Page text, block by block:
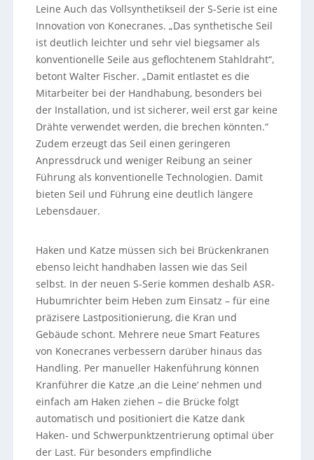
Leine Auch das Vollsynthetikseil der S-Serie ist eine
Innovation von Konecranes. „Das synthetische Seil
ist deutlich leichter und sehr viel biegsamer als
konventionelle Seile aus geflochtenem Stahldraht“,
betont Walter Fischer. „Damit entlastet es die
Mitarbeiter bei der Handhabung, besonders bei
der Installation, und ist sicherer, weil erst gar keine
Drähte verwendet werden, die brechen könnten.“
Zudem erzeugt das Seil einen geringeren
Anpressdruck und weniger Reibung an seiner
Führung als konventionelle Technologien. Damit
bieten Seil und Führung eine deutlich längere
Lebensdauer.
Haken und Katze müssen sich bei Brückenkranen
ebenso leicht handhaben lassen wie das Seil
selbst. In der neuen S-Serie kommen deshalb ASR-
Hubumrichter beim Heben zum Einsatz – für eine
präzisere Lastpositionierung, die Kran und
Gebäude schont. Mehrere neue Smart Features
von Konecranes verbessern darüber hinaus das
Handling. Per manueller Hakenführung können
Kranführer die Katze ‚an die Leine‘ nehmen und
einfach am Haken ziehen – die Brücke folgt
automatisch und positioniert die Katze dank
Haken- und Schwerpunktzentrierung optimal über
der Last. Für besonders empfindliche